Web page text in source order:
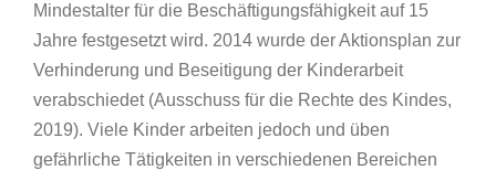
Mindestalter für die Beschäftigungsfähigkeit auf 15
Jahre festgesetzt wird. 2014 wurde der Aktionsplan zur
Verhinderung und Beseitigung der Kinderarbeit
verabschiedet (Ausschuss für die Rechte des Kindes,
2019). Viele Kinder arbeiten jedoch und üben
gefährliche Tätigkeiten in verschiedenen Bereichen